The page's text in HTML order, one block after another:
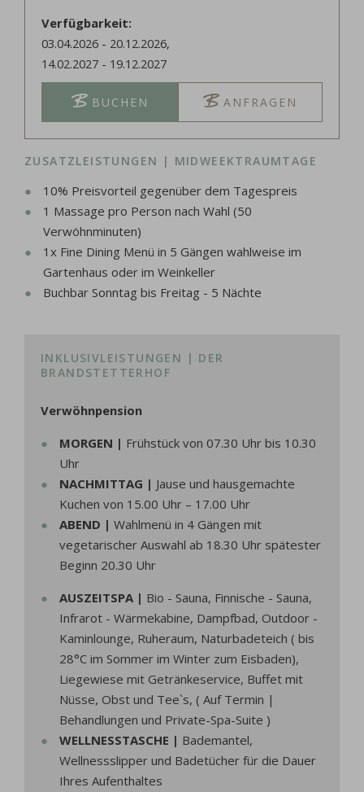
Verfügbarkeit
03.04.2026 - 20.12.2026,
14.02.2027 - 19.12.2027
BUCHEN ANFRAGEN
ZUSATZLEISTUNGEN | MIDWEEKTRAUMTAGE
10% Preisvorteil gegenüber dem Tagespreis
1 Massage pro Person nach Wahl (50
Verwöhnminuten)
1x Fine Dining Menü in 5 Gängen wahlweise im
Gartenhaus oder im Weinkeller
Buchbar Sonntag bis Freitag - 5 Nächte
INKLUSIVLEISTUNGEN | DER
BRANDSTETTERHOF
Verwöhnpension
MORGEN | Frühstück von 07.30 Uhr bis 10.30
Uhr
NACHMITTAG | Jause und hausgemachte
Kuchen von 15.00 Uhr – 17.00 Uhr
ABEND | Wahlmenü in 4 Gängen mit
vegetarischer Auswahl ab 18.30 Uhr spätester
Beginn 20.30 Uhr
AUSZEITSPA | Bio - Sauna, Finnische - Sauna,
Infrarot - Wärmekabine, Dampfbad, Outdoor -
Kaminlounge, Ruheraum, Naturbadeteich ( bis
28°C im Sommer im Winter zum Eisbaden),
Liegewiese mit Getränkeservice, Buffet mit
Nüsse, Obst und Tee`s, ( Auf Termin |
Behandlungen und Private-Spa-Suite )
WELLNESSTASCHE | Bademantel,
Wellnessslipper und Badetücher für die Dauer
Ihres Aufenthaltes